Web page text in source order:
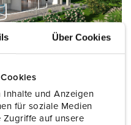
Über Cookies
Inhalte und Anzeigen
für soziale Medien
auf unsere
grandes surfaces